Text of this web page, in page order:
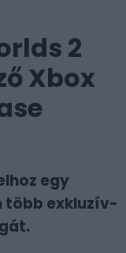
2
Xbox
egy
több exkluzív-